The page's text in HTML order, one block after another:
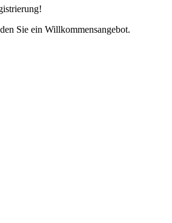
Sie ein Willkommensangebot.